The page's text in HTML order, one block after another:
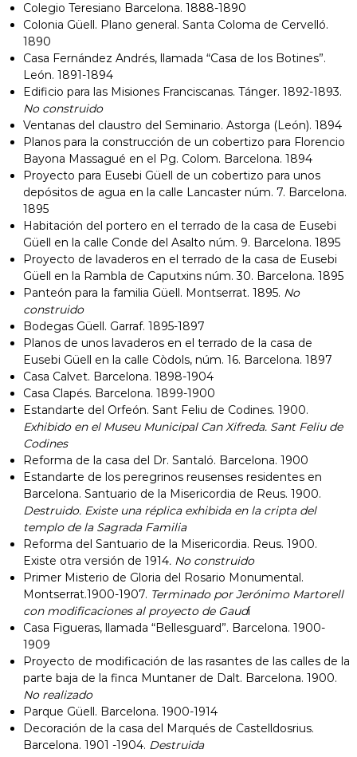
Colegio Teresiano Barcelona. 1888-1890
Colonia Güell. Plano general. Santa Coloma de Cervelló.
1890
Casa Fernández Andrés, llamada “Casa de los Botines”.
León. 1891-1894
Edificio para las Misiones Franciscanas. Tánger. 1892-1893.
No construido
Ventanas del claustro del Seminario. Astorga (León). 1894
Planos para la construcción de un cobertizo para Florencio
Bayona Massagué en el Pg. Colom. Barcelona. 1894
Proyecto para Eusebi Güell de un cobertizo para unos
depósitos de agua en la calle Lancaster núm. 7. Barcelona.
1895
Habitación del portero en el terrado de la casa de Eusebi
Güell en la calle Conde del Asalto núm. 9. Barcelona. 1895
Proyecto de lavaderos en el terrado de la casa de Eusebi
Güell en la Rambla de Caputxins núm. 30. Barcelona. 1895
Panteón para la familia Güell. Montserrat. 1895. No
construido
Bodegas Güell. Garraf. 1895-1897
Planos de unos lavaderos en el terrado de la casa de
Eusebi Güell en la calle Còdols, núm. 16. Barcelona. 1897
Casa Calvet. Barcelona. 1898-1904
Casa Clapés. Barcelona. 1899-1900
Estandarte del Orfeón. Sant Feliu de Codines. 1900.
Exhibido en el Museu Municipal CanXifreda. Sant Feliu de
Codines
Reforma de la casa del Dr. Santaló. Barcelona. 1900
Estandarte de los peregrinos reusenses residentes en
Barcelona. Santuario de la Misericordia de Reus. 1900.
Destruido. Existe una réplica exhibida en la cripta del
templo de la Sagrada Familia
Reforma del Santuario de la Misericordia. Reus. 1900.
Existe otra versión de 1914. No construido
Primer Misterio de Gloria del Rosario Monumental.
Montserrat.1900-1907. Terminado por Jerónimo Martorell
con modificaciones al proyecto de Gaudí
Casa Figueras, llamada “Bellesguard”. Barcelona. 1900-
1909
Proyecto de modificación de las rasantes de las calles de la
parte baja de la finca Muntaner de Dalt. Barcelona. 1900.
No realizado
Parque Güell. Barcelona. 1900-1914
Decoración de la casa del Marqués de Castelldosrius.
Barcelona. 1901 -1904. Destruida